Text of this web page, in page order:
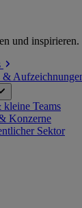
und inspirieren.
&
Teams
Konzerne
Sektor